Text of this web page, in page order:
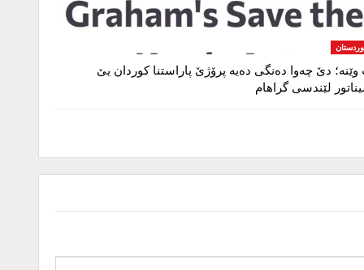
دێ چەوا دەنگی دەیە پرۆژێ پاراستنا کوردان یێ
لێندسی گراهام